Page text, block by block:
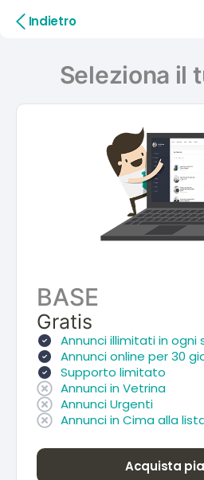
Indietro
Seleziona il
BASE
Gratis
Annunci illimitati in ogni
Annunci online per 30
Supporto limitato
Annunci in Vetrina
Annunci Urgenti
Annunci in Cima alla
Acquista